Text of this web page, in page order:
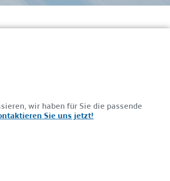
wir haben für Sie die passende
Sie uns jetzt!